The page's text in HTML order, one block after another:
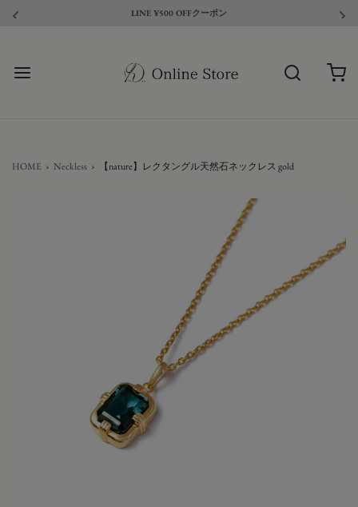
LINE ¥500 OFFクーポン
HOME › Neckless › 【nature】レクタングル天然石ネックレス gold